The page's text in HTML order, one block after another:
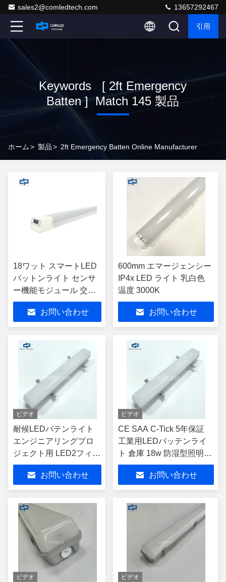
sales2@comledtech.com 13657292467
引用
Keywords [ 2ft Emergency
Batten ] Match 145 製品
ホーム> 製品> 2ft Emergency Batten Online Manufacturer
18ワット スマートLED
バットンライト センサ
ー機能モジュール 交換
可能な照明器具
お問い合わせ
600mm エマージェンシー
IP4x LED ライト 乳白色
温度 3000K
お問い合わせ
ビデオ
耐候LEDバテンライト
エンジニアリングプロ
ジェクト用 LED2フィー
ト灯具 IP65防水評価 駐
車場 18w スリムLEDバ
テン
お問い合わせ
ビデオ
CE SAA C-Tick 5年保証
工業用LEDバッテンライ
ト 倉庫 18w 防湿型照明器
具 IP65 防水防塵 バッテン
ライト 600mm 直線型LED
ライト 駐車場用
お問い合わせ
ビデオ ビデオ